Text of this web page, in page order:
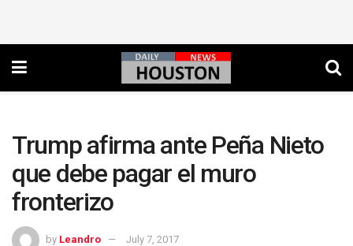
Trump afirma ante Peña Nieto
que debe pagar el muro
fronterizo
by Leandro July 7, 2017